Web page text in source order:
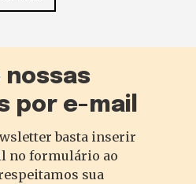
nossas
por e-mail
basta inserir
no formulário ao
sua